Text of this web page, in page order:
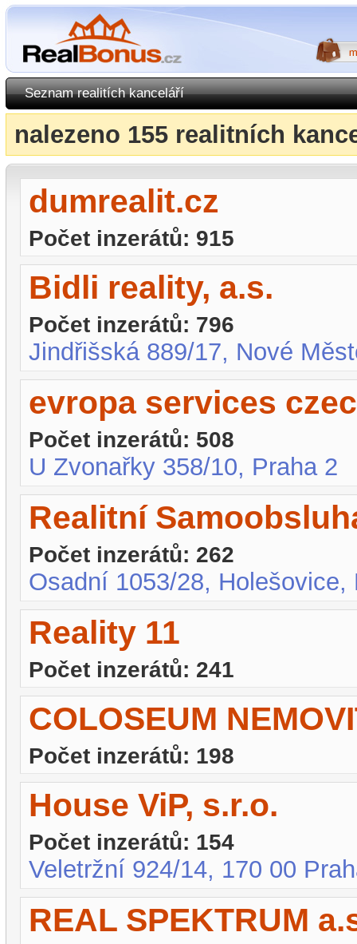
Seznam realitích kanceláří
nalezeno 155 realitních
dumrealit.cz
Počet inzerátů: 915
Bidli reality, a.s.
Počet inzerátů: 796
Jindřišská 889/17, Nové
evropa services
Počet inzerátů: 508
U Zvonařky 358/10, Praha 2
Realitní
Počet inzerátů: 262
Osadní 1053/28, Holešovice,
Reality 11
Počet inzerátů: 241
COLOSEUM
Počet inzerátů: 198
House ViP, s.r.o.
Počet inzerátů: 154
Veletržní 924/14, 170 00
REAL SPEKTRUM